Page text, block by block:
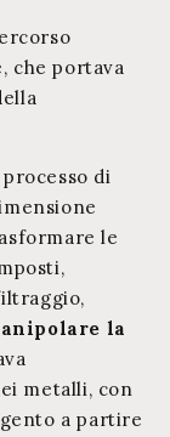
che portava
di
le
la
metalli, con
a partire